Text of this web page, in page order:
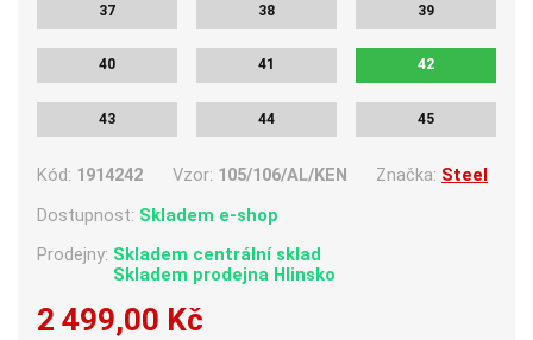
37 38 39
40 41 42
43 44 45
Kód: 1914242 Vzor: 105/106/AL/KEN Značka: Steel
Dostupnost: Skladem e-shop
Prodejny: Skladem centrální sklad
Skladem prodejna Hlinsko
2 499,00 Kč